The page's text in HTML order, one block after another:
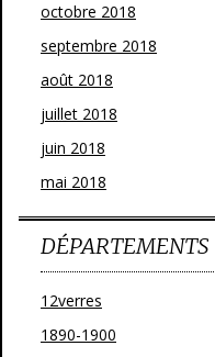
octobre 2018
septembre 2018
août 2018
juillet 2018
juin 2018
mai 2018
DÉPARTEMENTS
12verres
1890-1900